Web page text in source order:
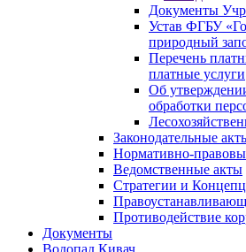
Документы
Устав ФГБУ
природный
Перечень
платные услуги
Об
обработки
Законодательные
Нормативно-
Ведомственные акты
Стратегии и
Противодействие
Документы
Водопад Кивач